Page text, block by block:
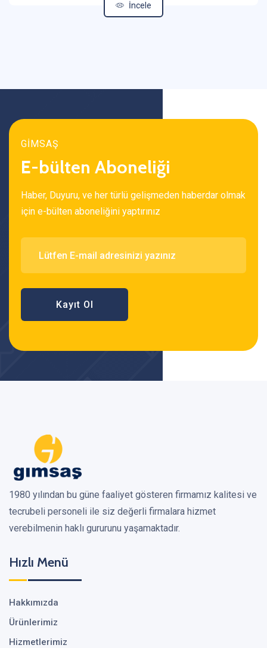
İncele
GİMSAŞ
E-bülten Aboneliği
Haber, Duyuru, ve her türlü gelişmeden haberdar olmak
için e-bülten aboneliğini yaptırınız
Kayıt Ol
1980 yılından bu güne faaliyet gösteren firmamız kalitesi ve
tecrubeli personeli ile siz değerli firmalara hizmet
verebilmenin haklı gururunu yaşamaktadır.
Hızlı Menü
Hakkımızda
Ürünlerimiz
Hizmetlerimiz